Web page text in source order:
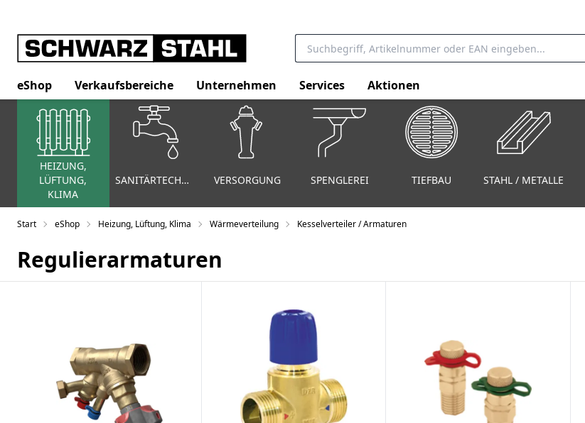
eShop Verkaufsbereiche Unternehmen Services Aktionen
HEIZUNG,
LÜFTUNG,
KLIMA
SANITÄRTECHNIK VERSORGUNG SPENGLEREI TIEFBAU STAHL / METALLE
Start eShop Heizung, Lüftung, Klima Wärmeverteilung Kesselverteiler / Armaturen
Regulierarmaturen